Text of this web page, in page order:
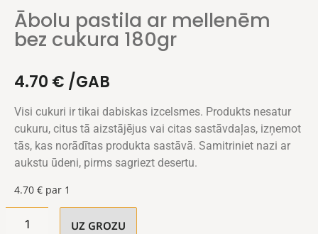
Ābolu pastila ar mellenēm
bez cukura 180gr
4.70 € /GAB
Visi cukuri ir tikai dabiskas izcelsmes. Produkts nesatur
cukuru, citus tā aizstājējus vai citas sastāvdaļas, izņemot
tās, kas norādītas produkta sastāvā. Samitriniet nazi ar
aukstu ūdeni, pirms sagriezt desertu.
4.70 € par 1
UZ GROZU